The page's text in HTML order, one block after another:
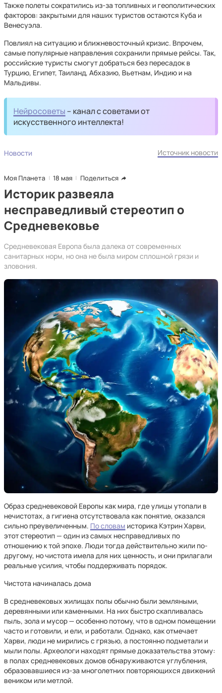
Также полеты сократились из-за топливных и геополитических
факторов: закрытыми для наших туристов остаются Куба и
Венесуэла.
Повлиял на ситуацию и ближневосточный кризис. Впрочем,
самые популярные направления сохранили прямые рейсы. Так,
российские туристы смогут добраться без пересадок в
Турцию, Египет, Таиланд, Абхазию, Вьетнам, Индию и на
Мальдивы.
Нейросоветы – канал с советами от
искусственного интеллекта!
Новости Источник новости
Моя Планета 18 мая Поделиться
Историк развеяла
несправедливый стереотип о
Средневековье
Средневековая Европа была далека от современных
санитарных норм, но она не была миром сплошной грязи и
зловония.
Образ средневековой Европы как мира, где улицы утопали в
нечистотах, а гигиена отсутствовала как понятие, оказался
сильно преувеличенным. По словам историка Кэтрин Харви,
этот стереотип — один из самых несправедливых по
отношению к той эпохе. Люди тогда действительно жили по-
другому, но чистота имела для них ценность, и они прилагали
реальные усилия, чтобы поддерживать порядок.
Чистота начиналась дома
В средневековых жилищах полы обычно были земляными,
деревянными или каменными. На них быстро скапливалась
пыль, зола и мусор — особенно потому, что в одном помещении
часто и готовили, и ели, и работали. Однако, как отмечает
Харви, люди не мирились с грязью, а постоянно подметали и
мыли полы. Археологи находят прямые доказательства этому:
в полах средневековых домов обнаруживаются углубления,
образовавшиеся из-за многолетних повторяющихся движений
веником или метлой.